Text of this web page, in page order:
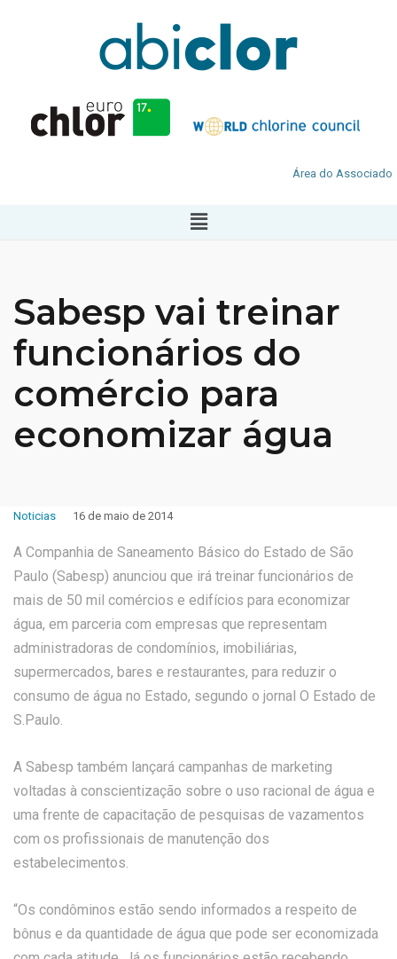
Área do Associado
Sabesp vai treinar
funcionários do
comércio para
economizar água
Noticias 16 de maio de 2014
A Companhia de Saneamento Básico do Estado de São
Paulo (Sabesp) anunciou que irá treinar funcionários de
mais de 50 mil comércios e edifícios para economizar
água, em parceria com empresas que representam
administradoras de condomínios, imobiliárias,
supermercados, bares e restaurantes, para reduzir o
consumo de água no Estado, segundo o jornal O Estado de
S.Paulo.
A Sabesp também lançará campanhas de marketing
voltadas à conscientização sobre o uso racional de água e
uma frente de capacitação de pesquisas de vazamentos
com os profissionais de manutenção dos
estabelecimentos.
“Os condôminos estão sendo informados a respeito de
bônus e da quantidade de água que pode ser economizada